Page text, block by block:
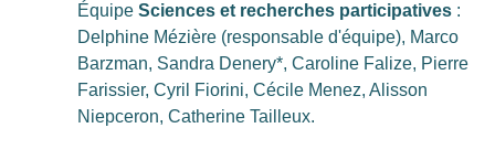
Équipe Sciences et recherches participatives :
Delphine Mézière (responsable d'équipe), Marco
Barzman, Sandra Denery*, Caroline Falize, Pierre
Farissier, Cyril Fiorini, Cécile Menez, Alisson
Niepceron, Catherine Tailleux.